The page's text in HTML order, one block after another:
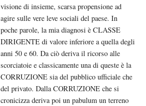
visione di insieme, scarsa propensione ad
agire sulle vere leve sociali del paese. In
poche parole, la mia diagnosi è CLASSE
DIRIGENTE di valore inferiore a quella degli
anni 50 e 60. Da ciò deriva il ricorso alle
scorciatoie e classicamente una di queste è la
CORRUZIONE sia del pubblico ufficiale che
del privato. Dalla CORRUZIONE che si
cronicizza deriva poi un pabulum un terreno